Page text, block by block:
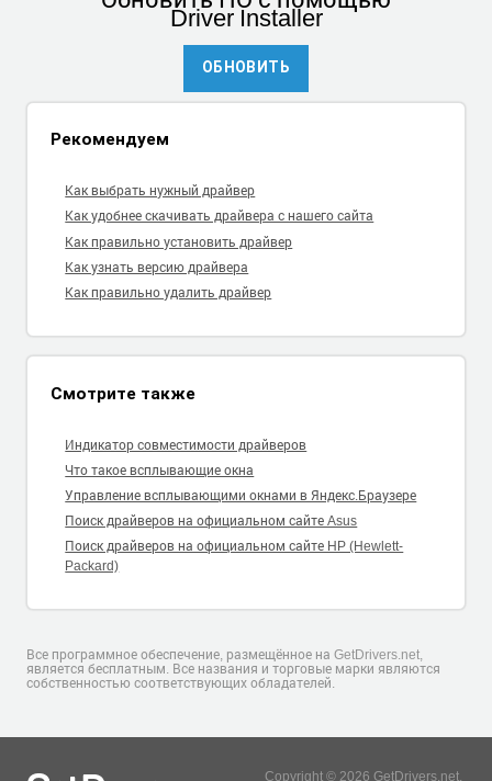
Driver Installer
ОБНОВИТЬ
Рекомендуем
Как выбрать нужный драйвер
Как удобнее скачивать драйвера с нашего сайта
Как правильно установить драйвер
Как узнать версию драйвера
Как правильно удалить драйвер
Смотрите также
Индикатор совместимости драйверов
Что такое всплывающие окна
Управление всплывающими окнами в Яндекс.Браузере
Поиск драйверов на официальном сайте Asus
Поиск драйверов на официальном сайте HP (Hewlett-
Packard)
Все программное обеспечение, размещённое на GetDrivers.net,
является бесплатным. Все названия и торговые марки являются
собственностью соответствующих обладателей.
Copyright © 2026 GetDrivers.net.